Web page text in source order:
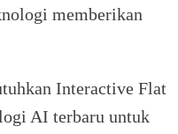
memberikan
Interactive Flat
AI terbaru untuk